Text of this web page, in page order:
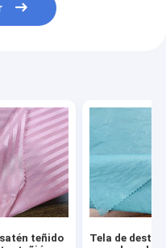
teñido
Tela de